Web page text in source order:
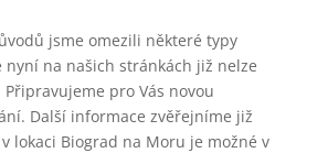
jsme omezili některé typy
nyní na našich stránkách již nelze
pro Vás novou
Další informace zvěřejníme již
lokaci Biograd na Moru je možné v